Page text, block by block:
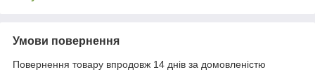
Умови повернення
Повернення товару впродовж 14 днів за домовленістю